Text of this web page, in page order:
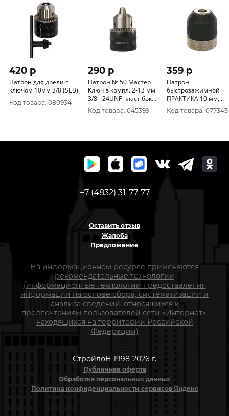
420 p
Патрон для дрели с
ключом 10мм 3/8 (SEB)
Код товара: 080934
290 p
Патрон № 50 Мастер
Ключ в компл. 2-13 мм
3/8 - 24UNF пласт бокс
70201004
Код товара: 045399
359 p
Патрон
быстрозажимной
ПРАКТИКА 10 мм,
3/8"-24UNF (1шт.)
коробка 030-023
Код товара: 077343
+7 (4832) 31-77-77
Оставить отзыв
Жалоба
Предложение
На информационном ресурсе применяются
рекомендательные технологии
(информационные технологии предоставления
информации на основе сбора, систематизации и
анализа сведений, относящихся к
предпочтениям пользователей сети «Интернет»,
находящихся на территории Российской
Федерации)
СтройлоН 1998-2026 г.
Публичная оферта
Обработка персональных данных
Политика конфиденциальности сервисов Яндекс